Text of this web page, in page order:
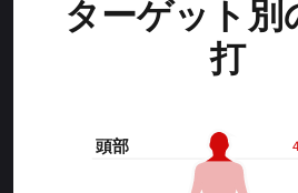
ターゲット別
打
頭部